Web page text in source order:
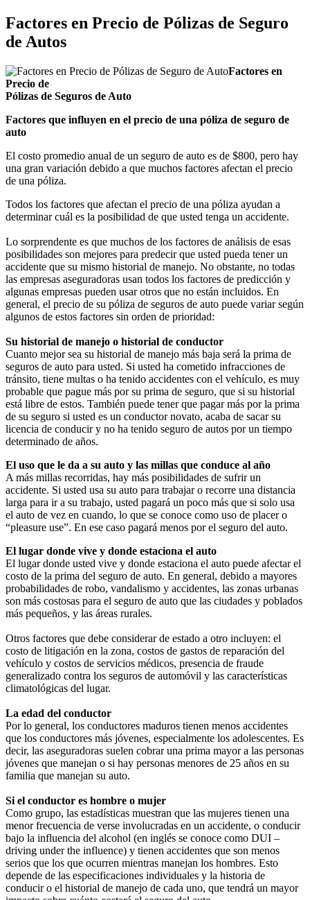
Factores en Precio de Pólizas de Seguro
de Autos
Factores en
Precio de
Pólizas de Seguros de Auto
Factores que influyen en el precio de una póliza de seguro de
auto
El costo promedio anual de un seguro de auto es de $800, pero hay
una gran variación debido a que muchos factores afectan el precio
de una póliza.
Todos los factores que afectan el precio de una póliza ayudan a
determinar cuál es la posibilidad de que usted tenga un accidente.
Lo sorprendente es que muchos de los factores de análisis de esas
posibilidades son mejores para predecir que usted pueda tener un
accidente que su mismo historial de manejo. No obstante, no todas
las empresas aseguradoras usan todos los factores de predicción y
algunas empresas pueden usar otros que no están incluidos. En
general, el precio de su póliza de seguros de auto puede variar según
algunos de estos factores sin orden de prioridad:
Su historial de manejo o historial de conductor
Cuanto mejor sea su historial de manejo más baja será la prima de
seguros de auto para usted. Si usted ha cometido infracciones de
tránsito, tiene multas o ha tenido accidentes con el vehículo, es muy
probable que pague más por su prima de seguro, que si su historial
está libre de estos. También puede tener que pagar más por la prima
de su seguro si usted es un conductor novato, acaba de sacar su
licencia de conducir y no ha tenido seguro de autos por un tiempo
determinado de años.
El uso que le da a su auto y las millas que conduce al año
A más millas recorridas, hay más posibilidades de sufrir un
accidente. Si usted usa su auto para trabajar o recorre una distancia
larga para ir a su trabajo, usted pagará un poco más que si solo usa
el auto de vez en cuando, lo que se conoce como uso de placer o
“pleasure use”. En ese caso pagará menos por el seguro del auto.
El lugar donde vive y donde estaciona el auto
El lugar donde usted vive y donde estaciona el auto puede afectar el
costo de la prima del seguro de auto. En general, debido a mayores
probabilidades de robo, vandalismo y accidentes, las zonas urbanas
son más costosas para el seguro de auto que las ciudades y poblados
más pequeños, y las áreas rurales.
Otros factores que debe considerar de estado a otro incluyen: el
costo de litigación en la zona, costos de gastos de reparación del
vehículo y costos de servicios médicos, presencia de fraude
generalizado contra los seguros de automóvil y las características
climatológicas del lugar.
La edad del conductor
Por lo general, los conductores maduros tienen menos accidentes
que los conductores más jóvenes, especialmente los adolescentes. Es
decir, las aseguradoras suelen cobrar una prima mayor a las personas
jóvenes que manejan o si hay personas menores de 25 años en su
familia que manejan su auto.
Si el conductor es hombre o mujer
Como grupo, las estadísticas muestran que las mujeres tienen una
menor frecuencia de verse involucradas en un accidente, o conducir
bajo la influencia del alcohol (en inglés se conoce como DUI –
driving under the influence) y tienen accidentes que son menos
serios que los que ocurren mientras manejan los hombres. Esto
depende de las especificaciones individuales y la historia de
conducir o el historial de manejo de cada uno, que tendrá un mayor